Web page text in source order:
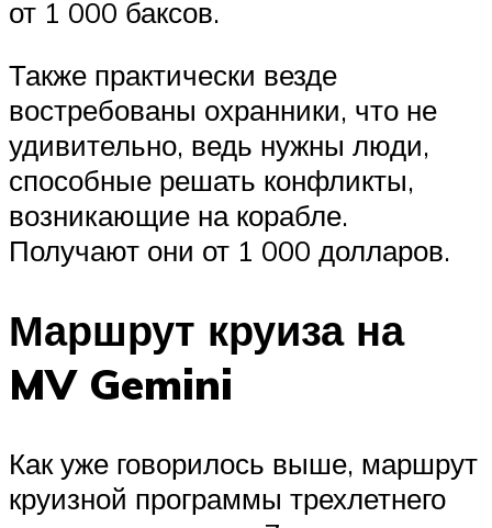
от 1 000 баксов.
Также практически везде
востребованы охранники, что не
удивительно, ведь нужны люди,
способные решать конфликты,
возникающие на корабле.
Получают они от 1 000 долларов.
Маршрут круиза на
MV Gemini
Как уже говорилось выше, маршрут
круизной программы трехлетнего